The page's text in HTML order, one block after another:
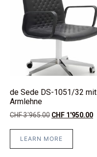
de Sede DS-1051/32 mit
Armlehne
CHF3'965.00 CHF 1'950.00
LEARN MORE